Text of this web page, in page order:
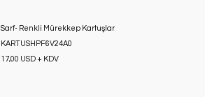
Sarf- Renkli Mürekkep Kartuşlar
KARTUSHPF6V24A0
17,00 USD + KDV